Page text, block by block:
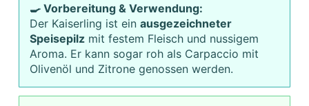
🍳 Vorbereitung & Verwendung:
Der Kaiserling ist ein ausgezeichneter
Speisepilz mit festem Fleisch und nussigem
Aroma. Er kann sogar roh als Carpaccio mit
Olivenöl und Zitrone genossen werden.